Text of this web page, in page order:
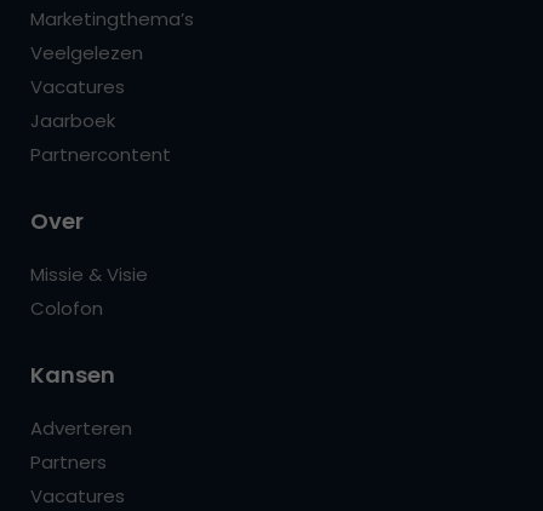
Marketingthema’s
Veelgelezen
Vacatures
Jaarboek
Partnercontent
Over
Missie & Visie
Colofon
Kansen
Adverteren
Partners
Vacatures